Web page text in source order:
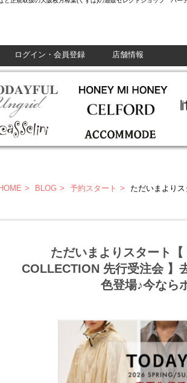
ログイン・会員登録 店舗情報
HOME BLOG 予約スタート ただいまよりスタート【
ただいまよりスタート
COLLECTION 先行受注会 】
色登場♪今なら